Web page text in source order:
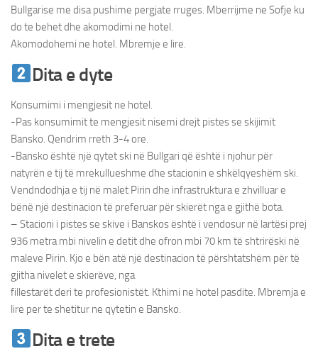
Bullgarise me disa pushime pergjate rruges. Mberrijme ne Sofje ku
do te behet dhe akomodimi ne hotel.
Akomodohemi ne hotel. Mbremje e lire.
Dita e dyte
Konsumimi i mengjesit ne hotel.
-Pas konsumimit te mengjesit nisemi drejt pistes se skijimit
Bansko. Qendrim rreth 3-4 ore.
-Bansko është një qytet ski në Bullgari që është i njohur për
natyrën e tij të mrekullueshme dhe stacionin e shkëlqyeshëm ski.
Vendndodhja e tij në malet Pirin dhe infrastruktura e zhvilluar e
bënë një destinacion të preferuar për skierët nga e gjithë bota.
– Stacioni i pistes se skive i Banskos është i vendosur në lartësi prej
936 metra mbi nivelin e detit dhe ofron mbi 70 km të shtrirëski në
maleve Pirin. Kjo e bën atë një destinacion të përshtatshëm për të
gjitha nivelet e skierëve, nga
fillestarët deri te profesionistët. Kthimi ne hotel pasdite. Mbremja e
lire per te shetitur ne qytetin e Bansko.
Dita e trete